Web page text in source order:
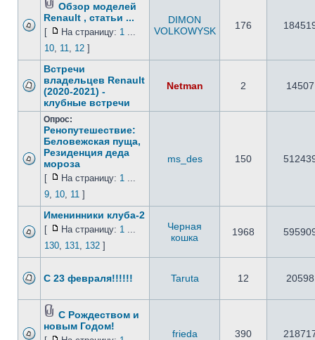
Обзор моделей
Renault , статьи ...
[ На страницу: 1 ...
10, 11, 12 ]
DIMON
VOLKOWYSK
176
Встречи
владельцев Renault
(2020-2021) -
клубные встречи
Netman 2 14507
Опрос:
Ренопутешествие:
Беловежская пуща,
Резиденция деда
мороза
[ На страницу: 1 ...
9, 10, 11 ]
ms_des 150
Именинники клуба-2
[ На страницу: 1 ...
130, 131, 132 ]
Черная
кошка
1968
C 23 февраля!!!!!! Taruta 12 20598
С Рождеством и
новым Годом!
frieda 390